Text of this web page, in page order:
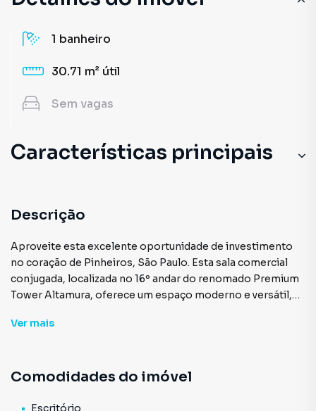
1 banheiro
30.71 m² útil
Sem vagas
Características principais
Descrição
Aproveite esta excelente oportunidade de investimento
no coração de Pinheiros, São Paulo. Esta sala comercial
conjugada, localizada no 16º andar do renomado Premium
Tower Altamura, oferece um espaço moderno e versátil,
infraestrutura completa para atender às necessidades dos
eficientes e estacionamento com manobrista localização
transporte público
Ver mais
Comodidades do imóvel
Escritório